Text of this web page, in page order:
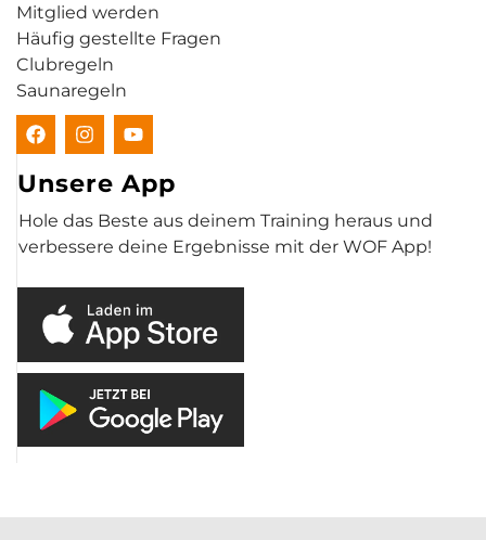
Mitglied werden
Häufig gestellte Fragen
Clubregeln
Saunaregeln
Unsere App
Hole das Beste aus deinem Training heraus und
verbessere deine Ergebnisse mit der WOF App!